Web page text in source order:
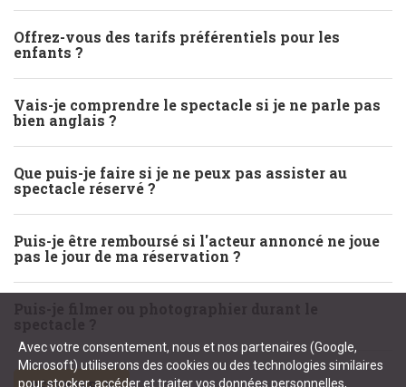
Offrez-vous des tarifs préférentiels pour les
enfants ?
Vais-je comprendre le spectacle si je ne parle pas
bien anglais ?
Que puis-je faire si je ne peux pas assister au
spectacle réservé ?
Puis-je être remboursé si l'acteur annoncé ne joue
pas le jour de ma réservation ?
Avec votre consentement, nous et nos partenaires (Google,
Microsoft) utiliserons des cookies ou des technologies similaires
pour stocker, accéder et traiter vos données personnelles,